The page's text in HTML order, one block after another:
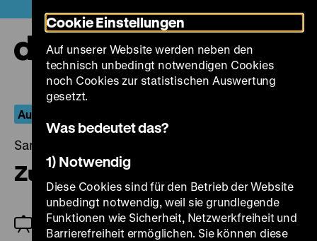
zum
Seiteninhalt
springen
Aus dem Fernseharchiv
Samstag, 16. Dezember 2023, 17.30 Uhr
Zug der Zeit
Einführung: Jan Gympel
Cookie Einstellungen
Auf unserer Website werden neben den
technisch unbedingt notwendigen Cookies
noch Cookies zur statistischen Auswertung
gesetzt.
Was bedeutet das?
1) Notwendig
Diese Cookies sind für den Betrieb der Website
unbedingt notwendig, weil sie grundlegende
Funktionen wie Sicherheit, Netzwerkfreiheit und
Barrierefreiheit ermöglichen. Sie können diese